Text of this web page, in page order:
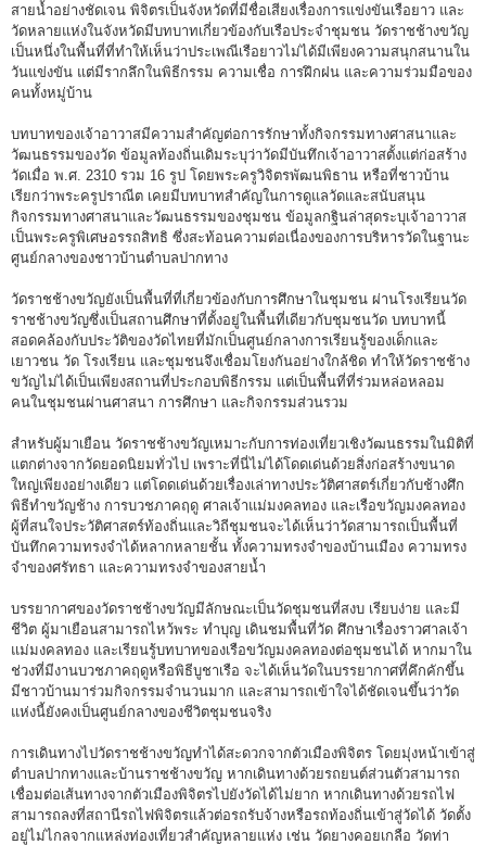
สายน้ำอย่างชัดเจน พิจิตรเป็นจังหวัดที่มีชื่อเสียงเรื่องการแข่งขันเรือยาว และ
วัดหลายแห่งในจังหวัดมีบทบาทเกี่ยวข้องกับเรือประจำชุมชน วัดราชช้างขวัญ
เป็นหนึ่งในพื้นที่ที่ทำให้เห็นว่าประเพณีเรือยาวไม่ได้มีเพียงความสนุกสนานใน
วันแข่งขัน แต่มีรากลึกในพิธีกรรม ความเชื่อ การฝึกฝน และความร่วมมือของ
คนทั้งหมู่บ้าน
บทบาทของเจ้าอาวาสมีความสำคัญต่อการรักษาทั้งกิจกรรมทางศาสนาและ
วัฒนธรรมของวัด ข้อมูลท้องถิ่นเดิมระบุว่าวัดมีบันทึกเจ้าอาวาสตั้งแต่ก่อสร้าง
วัดเมื่อ พ.ศ. 2310 รวม 16 รูป โดยพระครูวิจิตรพัฒนพิธาน หรือที่ชาวบ้าน
เรียกว่าพระครูปราณีต เคยมีบทบาทสำคัญในการดูแลวัดและสนับสนุน
กิจกรรมทางศาสนาและวัฒนธรรมของชุมชน ข้อมูลกฐินล่าสุดระบุเจ้าอาวาส
เป็นพระครูพิเศษอรรถสิทธิ ซึ่งสะท้อนความต่อเนื่องของการบริหารวัดในฐานะ
ศูนย์กลางของชาวบ้านตำบลปากทาง
วัดราชช้างขวัญยังเป็นพื้นที่ที่เกี่ยวข้องกับการศึกษาในชุมชน ผ่านโรงเรียนวัด
ราชช้างขวัญซึ่งเป็นสถานศึกษาที่ตั้งอยู่ในพื้นที่เดียวกับชุมชนวัด บทบาทนี้
สอดคล้องกับประวัติของวัดไทยที่มักเป็นศูนย์กลางการเรียนรู้ของเด็กและ
เยาวชน วัด โรงเรียน และชุมชนจึงเชื่อมโยงกันอย่างใกล้ชิด ทำให้วัดราชช้าง
ขวัญไม่ได้เป็นเพียงสถานที่ประกอบพิธีกรรม แต่เป็นพื้นที่ที่ร่วมหล่อหลอม
คนในชุมชนผ่านศาสนา การศึกษา และกิจกรรมส่วนรวม
สำหรับผู้มาเยือน วัดราชช้างขวัญเหมาะกับการท่องเที่ยวเชิงวัฒนธรรมในมิติที่
แตกต่างจากวัดยอดนิยมทั่วไป เพราะที่นี่ไม่ได้โดดเด่นด้วยสิ่งก่อสร้างขนาด
ใหญ่เพียงอย่างเดียว แต่โดดเด่นด้วยเรื่องเล่าทางประวัติศาสตร์เกี่ยวกับช้างศึก
พิธีทำขวัญช้าง การบวชภาคฤดู ศาลเจ้าแม่มงคลทอง และเรือขวัญมงคลทอง
ผู้ที่สนใจประวัติศาสตร์ท้องถิ่นและวิถีชุมชนจะได้เห็นว่าวัดสามารถเป็นพื้นที่
บันทึกความทรงจำได้หลากหลายชั้น ทั้งความทรงจำของบ้านเมือง ความทรง
จำของศรัทธา และความทรงจำของสายน้ำ
บรรยากาศของวัดราชช้างขวัญมีลักษณะเป็นวัดชุมชนที่สงบ เรียบง่าย และมี
ชีวิต ผู้มาเยือนสามารถไหว้พระ ทำบุญ เดินชมพื้นที่วัด ศึกษาเรื่องราวศาลเจ้า
แม่มงคลทอง และเรียนรู้บทบาทของเรือขวัญมงคลทองต่อชุมชนได้ หากมาใน
ช่วงที่มีงานบวชภาคฤดูหรือพิธีบูชาเรือ จะได้เห็นวัดในบรรยากาศที่คึกคักขึ้น
มีชาวบ้านมาร่วมกิจกรรมจำนวนมาก และสามารถเข้าใจได้ชัดเจนขึ้นว่าวัด
แห่งนี้ยังคงเป็นศูนย์กลางของชีวิตชุมชนจริง
การเดินทางไปวัดราชช้างขวัญทำได้สะดวกจากตัวเมืองพิจิตร โดยมุ่งหน้าเข้าสู่
ตำบลปากทางและบ้านราชช้างขวัญ หากเดินทางด้วยรถยนต์ส่วนตัวสามารถ
เชื่อมต่อเส้นทางจากตัวเมืองพิจิตรไปยังวัดได้ไม่ยาก หากเดินทางด้วยรถไฟ
สามารถลงที่สถานีรถไฟพิจิตรแล้วต่อรถรับจ้างหรือรถท้องถิ่นเข้าสู่วัดได้ วัดตั้ง
อยู่ไม่ไกลจากแหล่งท่องเที่ยวสำคัญหลายแห่ง เช่น วัดยางคอยเกลือ วัดท่า